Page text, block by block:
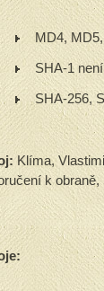
MD4,
SHA-1
SHA-256,
Klíma,
k obraně,